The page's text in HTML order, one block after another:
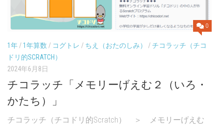
0
1年 / 1年算数 / コグトレ / ちえ（おたのしみ） /チコラッチ（チコ
ドリ的SCRATCH）
2024年6月8日
チコラッチ「メモリーげえむ２（いろ・
かたち）」
チコラッチ（チコドリ的Scratch） ＞ メモリーげえむ